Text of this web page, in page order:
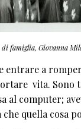
di famiglia, Giovanna
entrare a
vita. Sono
al computer;
che quella cosa